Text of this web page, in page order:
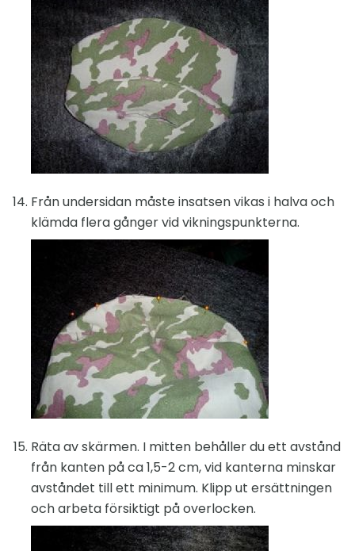
Från undersidan måste insatsen vikas i halva och
klämda flera gånger vid vikningspunkterna.
Räta av skärmen. I mitten behåller du ett avstånd
från kanten på ca 1,5-2 cm, vid kanterna minskar
avståndet till ett minimum. Klipp ut ersättningen
och arbeta försiktigt på overlocken.